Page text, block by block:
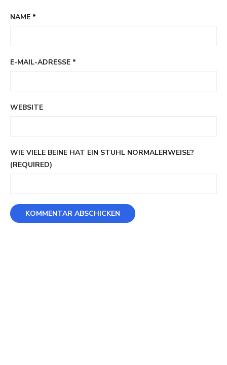
NAME *
E-MAIL-ADRESSE *
WEBSITE
WIE VIELE BEINE HAT EIN STUHL NORMALERWEISE?
(REQUIRED)